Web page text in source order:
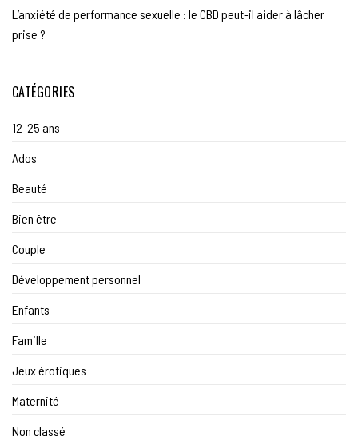
L’anxiété de performance sexuelle : le CBD peut-il aider à lâcher
prise ?
CATÉGORIES
12-25 ans
Ados
Beauté
Bien être
Couple
Développement personnel
Enfants
Famille
Jeux érotiques
Maternité
Non classé